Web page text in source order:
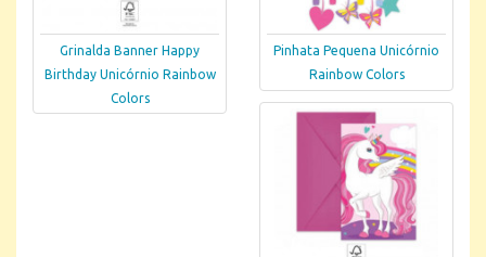
Grinalda Banner Happy
Birthday Unicórnio Rainbow
Colors
Pinhata Pequena Unicórnio
Rainbow Colors